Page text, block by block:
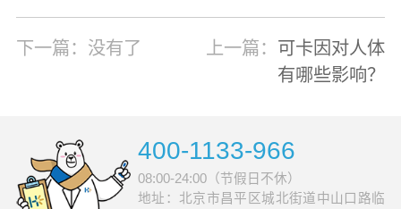
下一篇：没有了 上一篇： 可卡因对人体
有哪些影响？
400-1133-966
08:00-24:00（节假日不休）
地址：北京市昌平区城北街道中山口路临